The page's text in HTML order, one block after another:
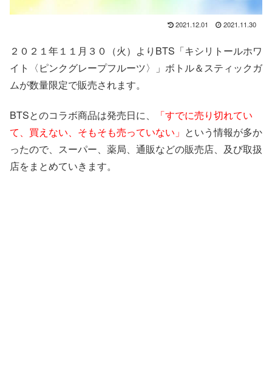
2021.12.01 2021.11.30
２０２１年１１月３０（火）より BTS「キシリトールホワ
イト〈ピンクグレープフルーツ〉」ボトル＆スティックガ
ムが数量限定で販売されます。
BTSとのコラボ商品は発売日に、
「すでに売り切れてい
て、買えない、そもそも売っていない」 という情報が多か
ったので、スーパー、薬局、通販などの販売店、及び取扱
店をまとめていきます。